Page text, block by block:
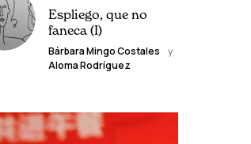
Espliego, que no
faneca (I)
Bárbara Mingo Costales
y
Aloma Rodríguez